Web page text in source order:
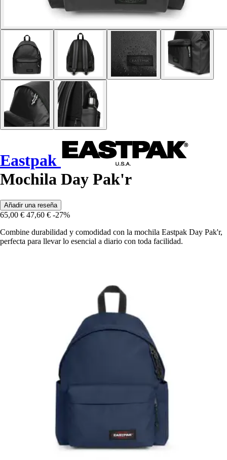
Eastpak
Mochila Day Pak'r
Añadir una reseña
65,00 € 47,60 € -27%
Combine durabilidad y comodidad con la mochila Eastpak Day Pak'r,
perfecta para llevar lo esencial a diario con toda facilidad.